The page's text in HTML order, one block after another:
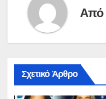
Από
Σχετικό Άρθρο